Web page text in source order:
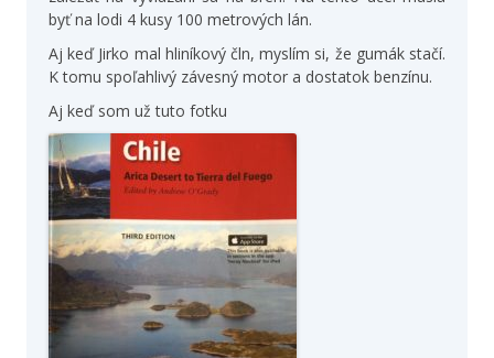
byť na lodi 4 kusy 100 metrových lán.
Aj keď Jirko mal hliníkový čln, myslím si, že gumák stačí.
K tomu spoľahlivý závesný motor a dostatok benzínu.
Aj keď som už tuto fotku